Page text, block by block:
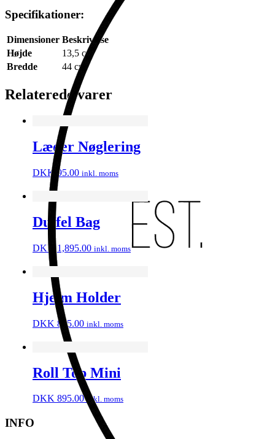
Specifikationer:
Dimensioner Beskrivelse
Højde
13,5 cm
Bredde
44 cm
Relaterede varer
Læder Nøglering
DKK 95.00 inkl. moms
Duffel Bag
DKK1,895.00 inkl. moms
Hjelm Holder
DKK 895.00 inkl. moms
Roll Top Mini
DKK 895.00 inkl. moms
INFO